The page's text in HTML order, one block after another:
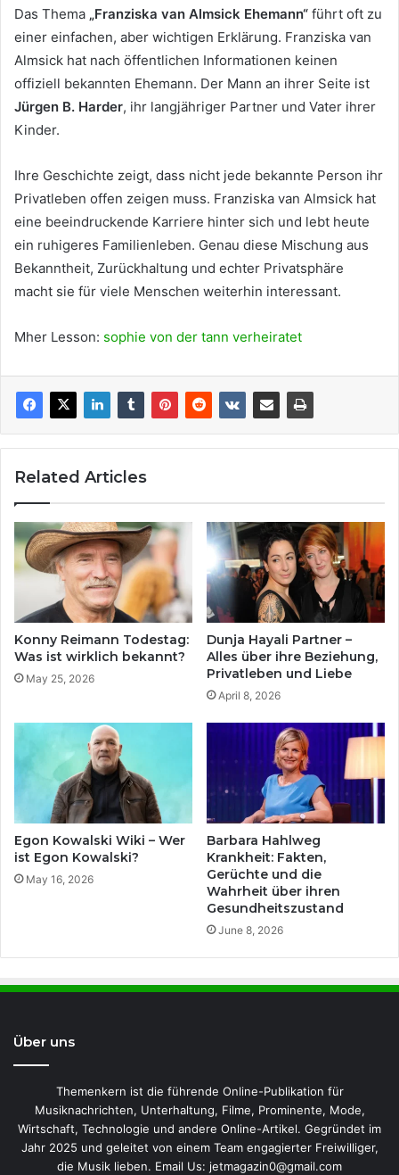
Das Thema „Franziska van Almsick Ehemann“ führt oft zu
einer einfachen, aber wichtigen Erklärung. Franziska van
Almsick hat nach öffentlichen Informationen keinen
offiziell bekannten Ehemann. Der Mann an ihrer Seite ist
Jürgen B. Harder, ihr langjähriger Partner und Vater ihrer
Kinder.
Ihre Geschichte zeigt, dass nicht jede bekannte Person ihr
Privatleben offen zeigen muss. Franziska van Almsick hat
eine beeindruckende Karriere hinter sich und lebt heute
ein ruhigeres Familienleben. Genau diese Mischung aus
Bekanntheit, Zurückhaltung und echter Privatsphäre
macht sie für viele Menschen weiterhin interessant.
Mher Lesson: sophie von der tann verheiratet
Related Articles
Konny Reimann Todestag:
Was ist wirklich bekannt?
May 25, 2026
Dunja Hayali Partner –
Alles über ihre Beziehung,
Privatleben und Liebe
April 8, 2026
Egon Kowalski Wiki – Wer
ist Egon Kowalski?
May 16, 2026
Barbara Hahlweg
Krankheit: Fakten,
Gerüchte und die
Wahrheit über ihren
Gesundheitszustand
June 8, 2026
Über uns
Themenkern ist die führende Online-Publikation für
Musiknachrichten, Unterhaltung, Filme, Prominente, Mode,
Wirtschaft, Technologie und andere Online-Artikel. Gegründet im
Jahr 2025 und geleitet von einem Team engagierter Freiwilliger,
die Musik lieben. Email Us: jetmagazin0@gmail.com